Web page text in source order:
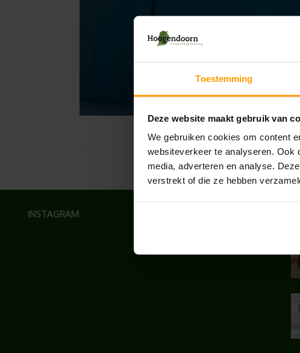
Toestemming
Deze website maakt gebruik van
We gebruiken cookies om content
websiteverkeer te analyseren. Ook
media, adverteren en analyse.
verstrekt of die ze hebben
INSTAGRAM